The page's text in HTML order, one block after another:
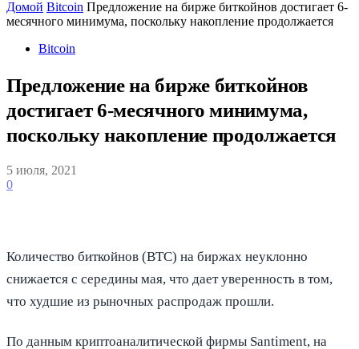
Домой Bitcoin Предложение на бирже биткойнов достигает 6-
месячного минимума, поскольку накопление продолжается
Bitcoin
Предложение на бирже биткойнов
достигает 6-месячного минимума,
поскольку накопление продолжается
5 июля, 2021
0
Количество биткойнов (BTC) на биржах неуклонно
снижается с середины мая, что дает уверенность в том,
что худшие из рыночных распродаж прошли.
По данным криптоаналитической фирмы Santiment, на